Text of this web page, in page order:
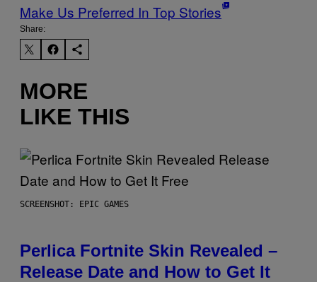
Make Us Preferred In Top Stories
Share:
MORE
LIKE THIS
SCREENSHOT: EPIC GAMES
Perlica Fortnite Skin Revealed –
Release Date and How to Get It